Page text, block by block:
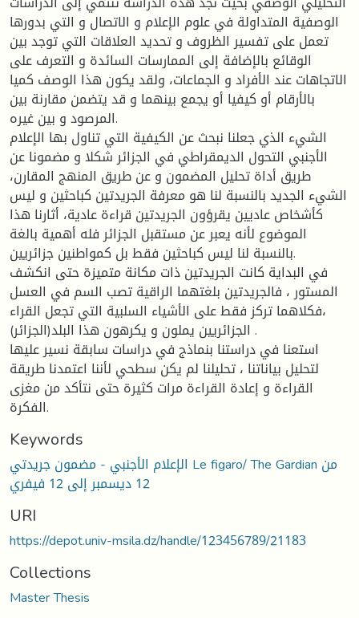
الوصفية المتداولة في علوم الإعلام و الاتصال و التي بدورها
تعمل على تفسير الظروف و تحديد العلاقات التي توجد بين
الوقائع بالإضافة إلى الممارسات السائدة و التعرف على
الاتجاهات عند الأفراد و الجماعات، ولقد يكون هذا الوصف كميا
بالأرقام أو كيفيا أو يجمع بينهما و قد يتضمن مقارنة بين
المرصود و بين غيره.
الشيء الذي جعلنا نبحث عن الكيفية التي تناول بها الإعلام
الأجنبي التحول الديمقراطي في الجزائر شكلا و مضمونا عن
طريق أداة تحليل المضمون و عن طريق المنهج المقارن،
الشيء الجديد بالنسبة لنا هو معرفة الجريدتين كباحثين و ليس
كأشخاص عاديين يقرؤون الجريدتين قراءة عادية، أثارنا هذا
الموضوع لأنه يعبر عن مستقبل الجزائر فله أهمية بالغة
بالنسبة لنا ليس كباحثين فقط بل كمواطنين جزائريين.
في البداية كانت الجريدتين ذات مكانة متميزة حتى انكشف
المستور ، فالجريدتين بلغتهما الراقية تصب السم في العسل
،فكلاهما تركز فقط على الأشياء السلبية التي تجعل القراء
الجزائريين يملون و يكرهون هذا البلد(الجزائر) .
استعنا في دراستنا بنماذج في دراسات سابقة نسير عليها
لتحليل بياناتنا ، تحليلنا لم يكن سطحي لأننا اعتمدنا طريقة
القراءة و إعادة القراءة مرات كثيرة حتى نتأكد من مغزى
الفكرة.
Keywords
الإعلام الأجنبي - مضمون جريدتي Le figaro/ The Gardian من
12 ديسمبر إلى 12 فيفري
URI
https://depot.univ-msila.dz/handle/123456789/21183
Collections
Master Thesis